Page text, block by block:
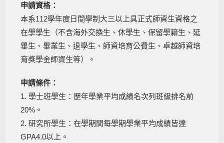
申請資格：
本系112學年度日間學制大三以上具正式師資生資格之
在學學生（不含海外交換生、休學生、保留學籍生、延
畢生、畢業生、退學生、師資培育公費生、卓越師資培
育獎學金師資生等）。
申請條件：
1. 學士班學生：歷年學業平均成績名次列班級排名前
20%。
2. 研究所學生：在學期間每學期學業平均成績皆達
GPA4.0以上。